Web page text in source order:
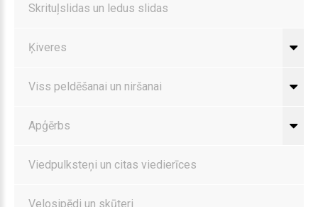
Skrituļslidas un ledus slidas
Ķiveres
Viss peldēšanai un niršanai
Apģērbs
Viedpulksteņi un citas viedierīces
Velosipēdi un skūteri